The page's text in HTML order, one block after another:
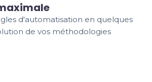
d'automatisation en quelques
de vos méthodologies